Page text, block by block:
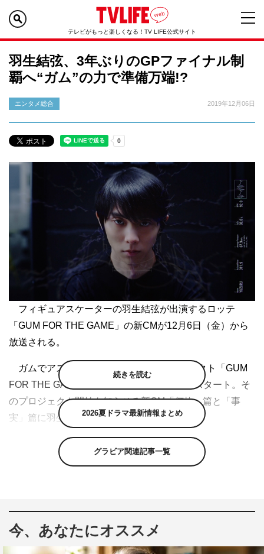
テレビがもっと楽しくなる！TV LIFE公式サイト
羽生結弦、3年ぶりのGPファイナル制
覇へ“ガム”の力で準備万端!?
エンタメ総合 2019年12月06日
フィギュアスケーターの羽生結弦が出演するロッテ
「GUM FOR THE GAME」の新CMが12月6日（金）から
放送される。
ガムでアスリートをサポートするプロジェクト「GUM
FOR THE GAME」プロジェクトが同日からスタート。そ
のプロジェクト開始を知らせる新CM「何故」篇と「事
実」篇に羽生が出演する。
CM本編では、羽生がガムを噛みながらスケートリンク
横のベンチで気持ちを高め、本番に向けて心を整える様子
ンをいくつか持参し、「（スケート）靴を履いている時を
続きを読む
2026夏ドラマ最新情報まとめ
グラビア関連記事一覧
今、あなたにオススメ